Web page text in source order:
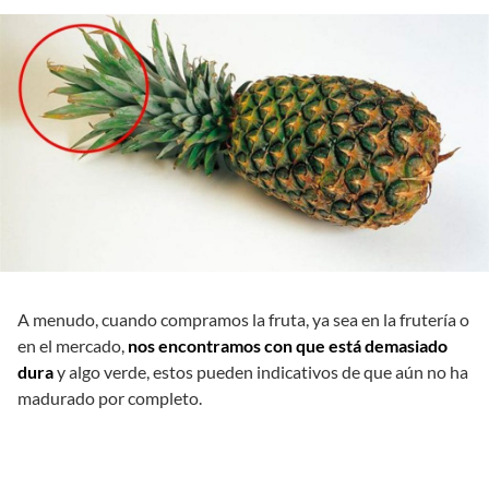
A menudo, cuando compramos la fruta, ya sea en la frutería o
en el mercado, nos encontramos con que está demasiado
duray algo verde, estos pueden indicativos de que aún no ha
madurado por completo.